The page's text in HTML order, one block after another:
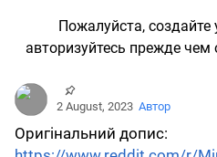
Пожалуйста, создайте
авторизуйтесь прежде
2 August, 2023 Автор
Оригінальний допис: